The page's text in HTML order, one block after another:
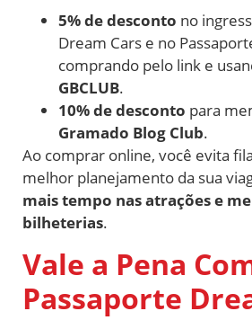
5% de desconto no
Dream Cars e no
comprando pelo link e
GBCLUB.
10% de desconto para
Gramado Blog Club.
Ao comprar online, você evita
melhor planejamento da sua
mais tempo nas atrações e
bilheterias.
Vale a Pena
Passaporte